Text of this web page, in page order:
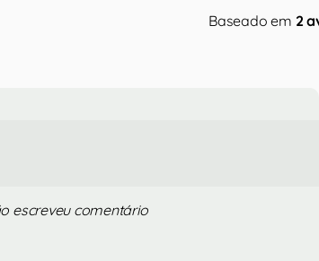
Baseado em 2
escreveu comentário